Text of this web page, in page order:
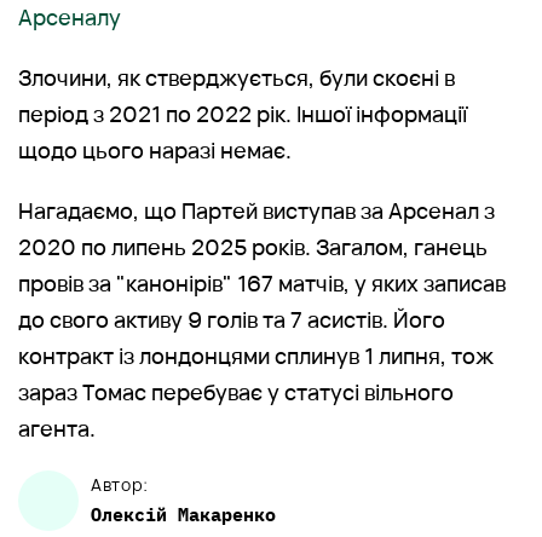
Арсеналу
Злочини, як стверджується, були скоєні в
період з 2021 по 2022 рік. Іншої інформації
щодо цього наразі немає.
Нагадаємо, що Партей виступав за Арсенал з
2020 по липень 2025 років. Загалом, ганець
провів за "канонірів" 167 матчів, у яких записав
до свого активу 9 голів та 7 асистів. Його
контракт із лондонцями сплинув 1 липня, тож
зараз Томас перебуває у статусі вільного
агента.
Автор:
Олексій Макаренко